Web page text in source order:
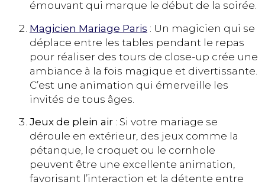
émouvant qui marque le début de la soirée.
Magicien Mariage Paris : Un magicien qui se
déplace entre les tables pendant le repas
pour réaliser des tours de close-up crée une
ambiance à la fois magique et divertissante.
C’est une animation qui émerveille les
invités de tous âges​​.
Jeux de plein air : Si votre mariage se
déroule en extérieur, des jeux comme la
pétanque, le croquet ou le cornhole
peuvent être une excellente animation,
favorisant l’interaction et la détente entre